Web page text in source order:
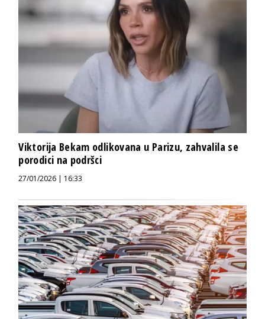
Viktorija Bekam odlikovana u Parizu, zahvalila se
porodici na podršci
27/01/2026 | 16:33